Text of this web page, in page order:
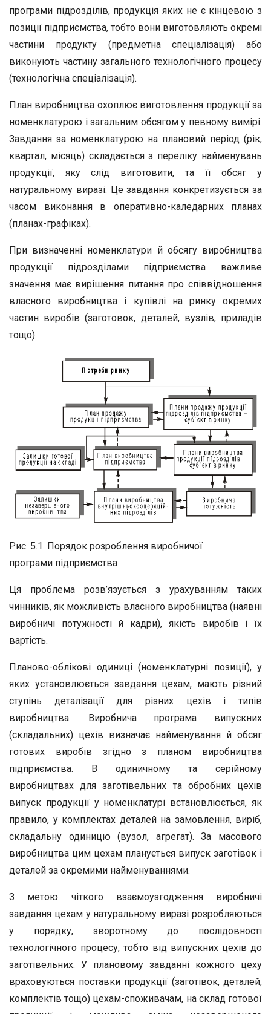
програми підрозділів, продукція яких не є кінцевою з
позиції підприємства, тобто вони виготовляють окремі
частини продукту (предметна спеціалізація) або
виконують частину загального технологічного процесу
(технологічна спеціалізація).
План виробництва охоплює виготовлення продукції за
номенклатурою і загальним обсягом у певному вимірі.
Завдання за номенклатурою на плановий період (рік,
квартал, місяць) складається з переліку найменувань
продукції, яку слід виготовити, та її обсяг у
натуральному виразі. Це завдання конкретизується за
часом виконання в оперативно-каледарних планах
(планах-графіках).
При визначенні номенклатури й обсягу виробництва
продукції підрозділами підприємства важливе
значення має вирішення питання про співвідношення
власного виробництва і купівлі на ринку окремих
частин виробів (заготовок, деталей, вузлів, приладів
тощо).
Рис. 5.1. Порядок розроблення виробничої
програми підприємства
Ця проблема розв’язується з урахуванням таких
чинників, як можливість власного виробництва (наявні
виробничі потужності й кадри), якість виробів і їх
вартість.
Планово-облікові одиниці (номенклатурні позиції), у
яких установлюється завдання цехам, мають різний
ступінь деталізації для різних цехів і типів
виробництва. Виробнича програма випускних
(складальних) цехів визначає найменування й обсяг
готових виробів згідно з планом виробництва
підприємства. В одиничному та серійному
виробництвах для заготівельних та обробних цехів
випуск продукції у номенклатурі встановлюється, як
правило, у комплектах деталей на замовлення, виріб,
складальну одиницю (вузол, агрегат). За масового
виробництва цим цехам планується випуск заготівок і
деталей за окремими найменуваннями.
З метою чіткого взаємоузгодження виробничі
завдання цехам у натуральному виразі розробляються
у порядку, зворотному до послідовності
технологічного процесу, тобто від випускних цехів до
заготівельних. У плановому завданні кожного цеху
враховуються поставки продукції (заготівок, деталей,
комплектів тощо) цехам-споживачам, на склад готової